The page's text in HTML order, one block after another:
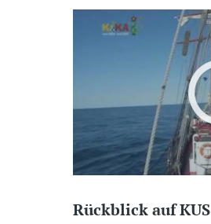
Rückblick auf KUS